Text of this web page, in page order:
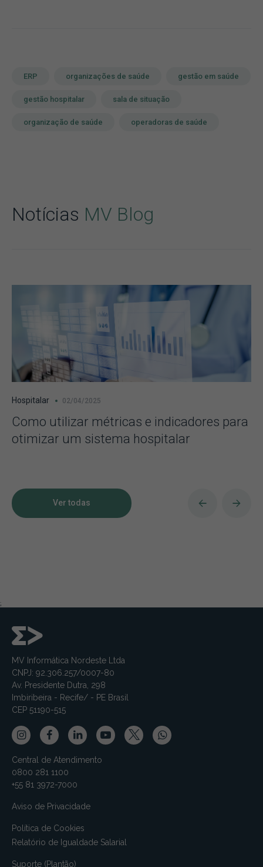
ERP organizações de saúde gestão em saúde
gestão hospitalar sala de situação
organização de saúde operadoras de saúde
Notícias MV Blog
Hospitalar 02/04/2025
Como utilizar métricas e indicadores para
otimizar um sistema hospitalar
Ver todas
;
MV Informática Nordeste Ltda
CNPJ: 92.306.257/0007-80
Av. Presidente Dutra, 298
Imbiribeira - Recife/ - PE Brasil
CEP 51190-515
Central de Atendimento
0800 281 1100
+55 81 3972-7000
Aviso de Privacidade
Política de Cookies
Relatório de Igualdade Salarial
Suporte (Plantão)